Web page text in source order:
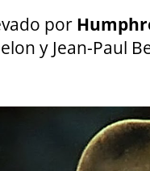
por
y Jean-Paul